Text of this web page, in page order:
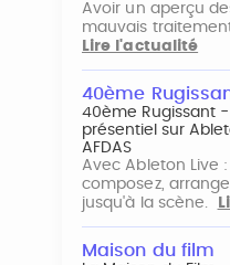
Avoir un aperçu
mauvais
Lire l'actualité
40ème
40ème Rugissant
présentiel sur
AFDAS
Avec Ableton Live
composez,
jusqu'à la scène.
Maison du film